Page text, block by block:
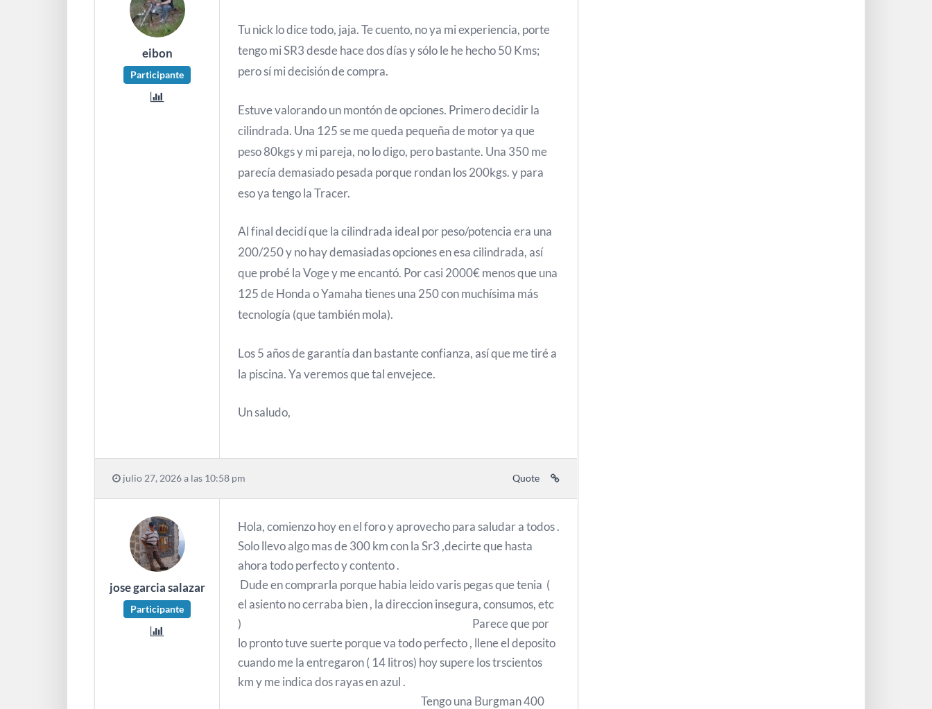
eibon
Participante
Tu nick lo dice todo, jaja. Te cuento, no ya mi experiencia, porte
tengo mi SR3 desde hace dos días y sólo le he hecho 50 Kms;
pero sí mi decisión de compra.
Estuve valorando un montón de opciones. Primero decidir la
cilindrada. Una 125 se me queda pequeña de motor ya que
peso 80kgs y mi pareja, no lo digo, pero bastante. Una 350 me
parecía demasiado pesada porque rondan los 200kgs. y para
eso ya tengo la Tracer.
Al final decidí que la cilindrada ideal por peso/potencia era una
200/250 y no hay demasiadas opciones en esa cilindrada, así
que probé la Voge y me encantó. Por casi 2000€ menos que una
125 de Honda o Yamaha tienes una 250 con muchísima más
tecnología (que también mola).
Los 5 años de garantía dan bastante confianza, así que me tiré a
la piscina. Ya veremos que tal envejece.
Un saludo,
julio 27, 2026 a las 10:58 pm Quote
jose garcia salazar
Participante
Hola, comienzo hoy en el foro y aprovecho para saludar a todos .
Solo llevo algo mas de 300 km con la Sr3 ,decirte que hasta
ahora todo perfecto y contento .
Dude en comprarla porque habia leido varis pegas que tenia (
el asiento no cerraba bien , la direccion insegura, consumos, etc
) Parece que por
lo pronto tuve suerte porque va todo perfecto , llene el deposito
cuando me la entregaron ( 14 litros) hoy supere los trscientos
km y me indica dos rayas en azul .
Tengo una Burgman 400